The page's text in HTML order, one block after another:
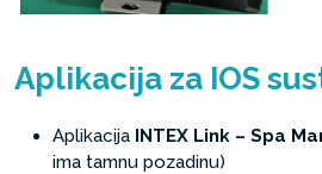
Aplikacija za IOS
Aplikacija INTEX Link – Spa
ima tamnu pozadinu)